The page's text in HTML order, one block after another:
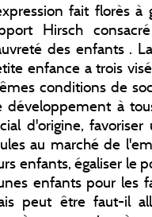
fait florès
Hirsch
des enfants .
enfance a trois
conditions de
développement à
d'origine,
au marché de
enfants, égaliser le
enfants pour les
peut être faut-il